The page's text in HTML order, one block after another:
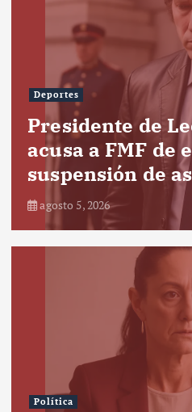
Deportes
Presidente de
acusa a FMF de
suspensión de
agosto 5, 2026
Política